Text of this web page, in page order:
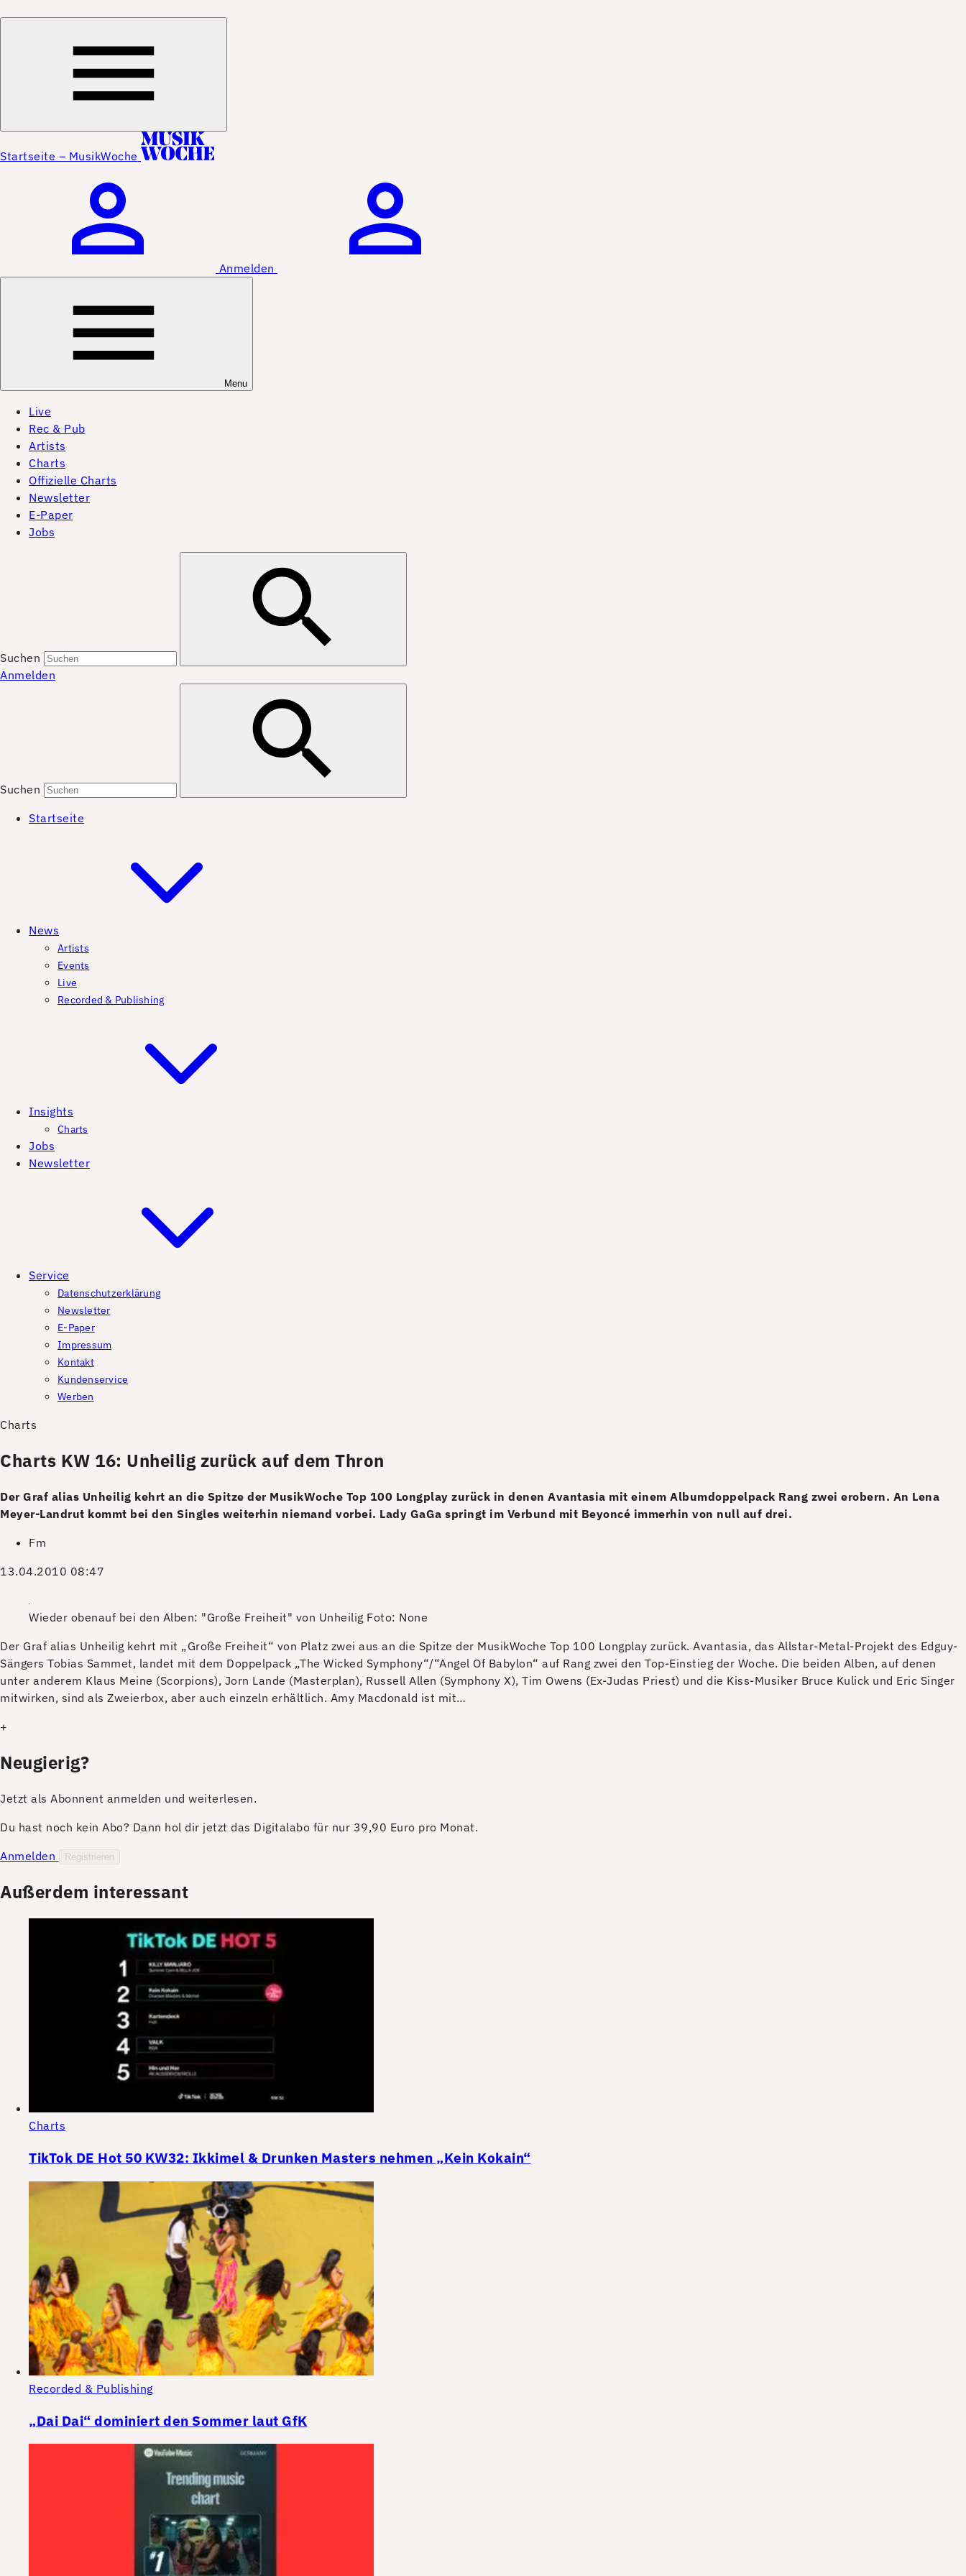
Startseite – MusikWoche
Anmelden
Menu
Live
Rec & Pub
Artists
Charts
Offizielle Charts
Newsletter
E-Paper
Jobs
Suchen
Anmelden
Suchen
Startseite
News
Artists
Events
Live
Recorded & Publishing
Insights
Charts
Jobs
Newsletter
Service
Datenschutzerklärung
Newsletter
E-Paper
Impressum
Kontakt
Kundenservice
Werben
Charts
Charts KW 16: Unheilig zurück auf dem Thron
Der Graf alias Unheilig kehrt an die Spitze der MusikWoche Top 100 Longplay zurück in denen Avantasia mit einem Albumdoppelpack Rang zwei erobern. An Lena
Meyer-Landrut kommt bei den Singles weiterhin niemand vorbei. Lady GaGa springt im Verbund mit Beyoncé immerhin von null auf drei.
Fm
13.04.2010 08:47
Wieder obenauf bei den Alben: "Große Freiheit" von Unheilig Foto: None
Der Graf alias Unheilig kehrt mit „Große Freiheit“ von Platz zwei aus an die Spitze der MusikWoche Top 100 Longplay zurück. Avantasia, das Allstar-Metal-Projekt des Edguy-
Sängers Tobias Sammet, landet mit dem Doppelpack „The Wicked Symphony“/“Angel Of Babylon“ auf Rang zwei den Top-Einstieg der Woche. Die beiden Alben, auf denen
unter anderem Klaus Meine (Scorpions), Jorn Lande (Masterplan), Russell Allen (Symphony X), Tim Owens (Ex-Judas Priest) und die Kiss-Musiker Bruce Kulick und Eric Singer
mitwirken, sind als Zweierbox, aber auch einzeln erhältlich. Amy Macdonald ist mit…
+
Neugierig?
Jetzt als Abonnent anmelden und weiterlesen.
Du hast noch kein Abo? Dann hol dir jetzt das Digitalabo für nur 39,90 Euro pro Monat.
Anmelden
Registrieren
Außerdem interessant
Charts
TikTok DE Hot 50 KW32: Ikkimel & Drunken Masters nehmen „Kein Kokain“
Recorded & Publishing
„Dai Dai“ dominiert den Sommer laut GfK